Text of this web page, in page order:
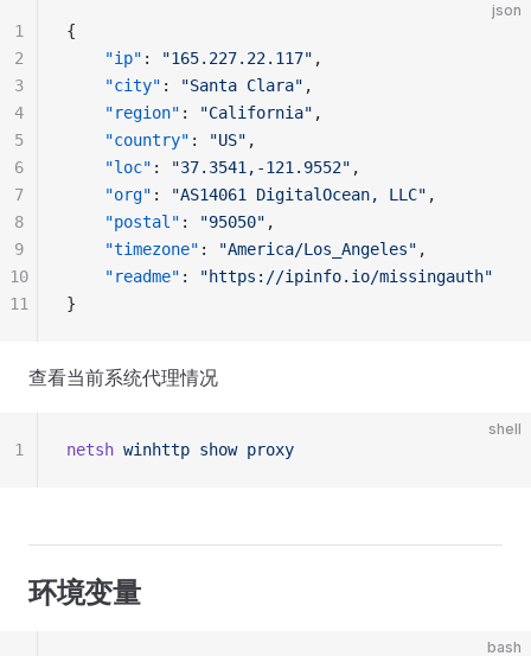
json
{
    "ip"
: "165.227.22.117" ,
    "city"
: "Santa Clara" ,
    "region"
: "California" ,
    "country"
: "US" ,
    "loc"
: "37.3541,-121.9552" ,
    "org"
: "AS14061 DigitalOcean, LLC" ,
    "postal"
: "95050" ,
    "timezone"
: "America/Los_Angeles" ,
    "readme"
:
"https://ipinfo.io/missingauth"
}
1
2
3
4
5
6
7
8
9
10
11
查看当前系统代理情况
shell
netsh winhttp show proxy
1
环境变量
bash